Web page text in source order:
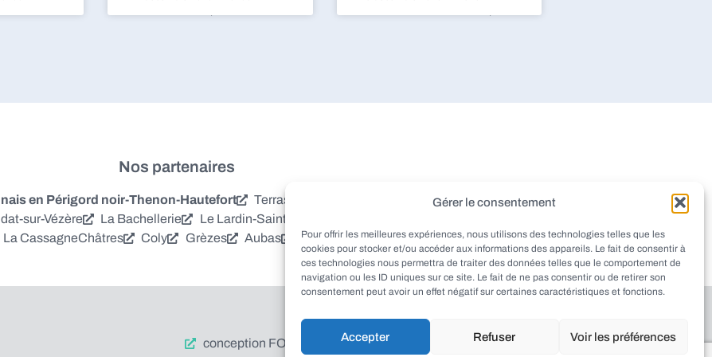
Gérer le consentement
Pour offrir les meilleures expériences, nous utilisons des technologies telles que les
cookies pour stocker et/ou accéder aux informations des appareils. Le fait de consentir à
ces technologies nous permettra de traiter des données telles que le comportement de
navigation ou les ID uniques sur ce site. Le fait de ne pas consentir ou de retirer son
consentement peut avoir un effet négatif sur certaines caractéristiques et fonctions.
Accepter Refuser Voir les préférences
haut
Nos partenaires
en Périgord noir-Thenon-Hautefort Terrasson-Lavilledieu Montignac
Pazayac
sur-Vézère La Bachellerie Le Lardin-Saint-Lazare
La CassagneChâtres Coly Grèzes Aubas VillacAzerat LadornacTourtoirac
conception FORMACREA